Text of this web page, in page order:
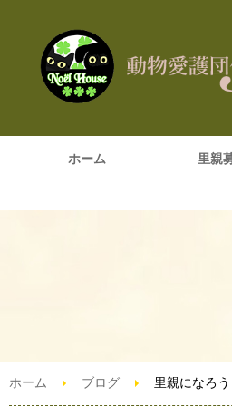
ホーム 里親
ホーム ブログ 里親になろう